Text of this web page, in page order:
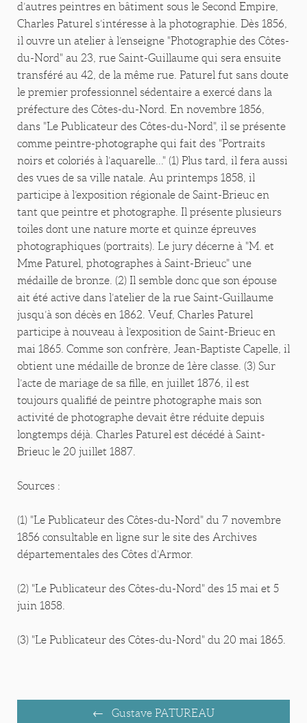
d’autres peintres en bâtiment sous le Second Empire,
Charles Paturel s’intéresse à la photographie. Dès 1856,
il ouvre un atelier à l’enseigne "Photographie des Côtes-
du-Nord" au 23, rue Saint-Guillaume qui sera ensuite
transféré au 42, de la même rue. Paturel fut sans doute
le premier professionnel sédentaire a exercé dans la
préfecture des Côtes-du-Nord. En novembre 1856,
dans "Le Publicateur des Côtes-du-Nord", il se présente
comme peintre-photographe qui fait des "Portraits
noirs et coloriés à l’aquarelle..." (1) Plus tard, il fera aussi
des vues de sa ville natale. Au printemps 1858, il
participe à l’exposition régionale de Saint-Brieuc en
tant que peintre et photographe. Il présente plusieurs
toiles dont une nature morte et quinze épreuves
photographiques (portraits). Le jury décerne à "M. et
Mme Paturel, photographes à Saint-Brieuc" une
médaille de bronze. (2) Il semble donc que son épouse
ait été active dans l’atelier de la rue Saint-Guillaume
jusqu’à son décès en 1862. Veuf, Charles Paturel
participe à nouveau à l’exposition de Saint-Brieuc en
mai 1865. Comme son confrère, Jean-Baptiste Capelle, il
obtient une médaille de bronze de 1ère classe. (3) Sur
l’acte de mariage de sa fille, en juillet 1876, il est
toujours qualifié de peintre photographe mais son
activité de photographe devait être réduite depuis
longtemps déjà. Charles Paturel est décédé à Saint-
Brieuc le 20 juillet 1887.
Sources :
(1) "Le Publicateur des Côtes-du-Nord" du 7 novembre
1856 consultable en ligne sur le site des Archives
départementales des Côtes d’Armor.
(2) "Le Publicateur des Côtes-du-Nord" des 15 mai et 5
juin 1858.
(3) "Le Publicateur des Côtes-du-Nord" du 20 mai 1865.
Gustave PATUREAU